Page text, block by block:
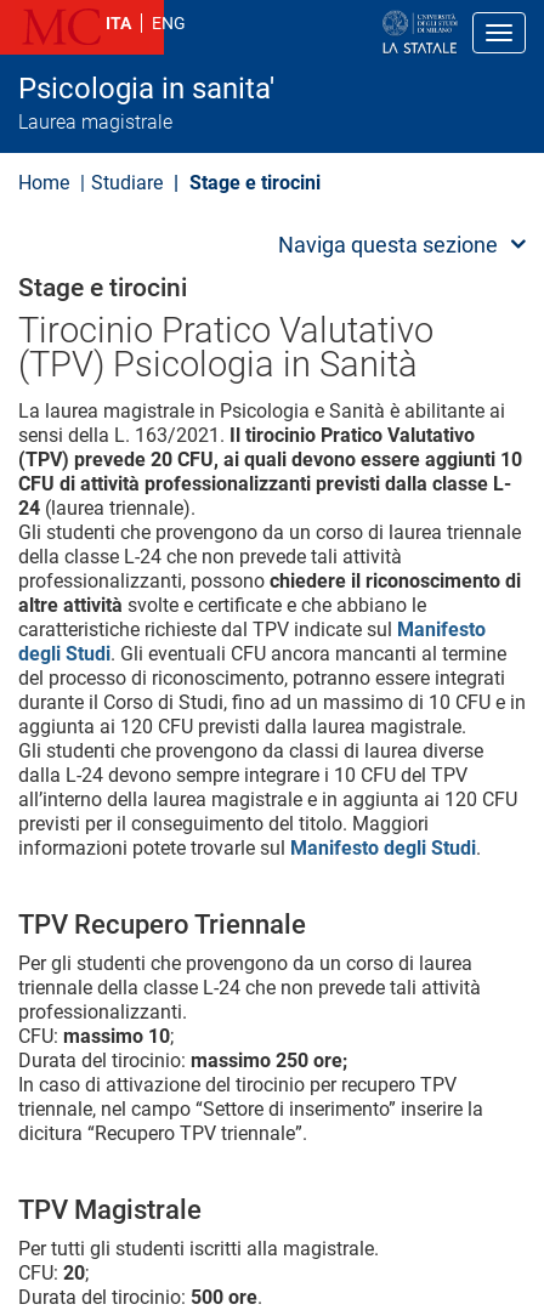
l
c
Psicologia in sanita'
Laurea magistrale
ITA ENG
Home Studiare Stage e tirocini
Naviga questa sezione
Stage e tirocini
Tirocinio Pratico Valutativo
(TPV) Psicologia in Sanità
La laurea magistrale in Psicologia e Sanità è abilitante ai
sensi della L. 163/2021. Il tirocinio Pratico Valutativo
(TPV) prevede 20 CFU, ai quali devono essere aggiunti 10
CFU di attività professionalizzanti previsti dalla classe L-
24 (laurea triennale).
Gli studenti che provengono da un corso di laurea triennale
della classe L-24 che non prevede tali attività
professionalizzanti, possono chiedere il riconoscimento di
altre attività svolte e certificate e che abbiano le
caratteristiche richieste dal TPV indicate sul Manifesto
degli Studi. Gli eventuali CFU ancora mancanti al termine
del processo di riconoscimento, potranno essere integrati
durante il Corso di Studi, fino ad un massimo di 10 CFU e in
aggiunta ai 120 CFU previsti dalla laurea magistrale.
Gli studenti che provengono da classi di laurea diverse
dalla L-24 devono sempre integrare i 10 CFU del TPV
all’interno della laurea magistrale e in aggiunta ai 120 CFU
previsti per il conseguimento del titolo. Maggiori
informazioni potete trovarle sul Manifesto degli Studi.
TPV Recupero Triennale
Per gli studenti che provengono da un corso di laurea
triennale della classe L-24 che non prevede tali attività
professionalizzanti.
CFU: massimo 10;
Durata del tirocinio: massimo 250 ore;
In caso di attivazione del tirocinio per recupero TPV
triennale, nel campo “Settore di inserimento” inserire la
dicitura “Recupero TPV triennale”.
TPV Magistrale
Per tutti gli studenti iscritti alla magistrale.
CFU: 20;
Durata del tirocinio: 500 ore.